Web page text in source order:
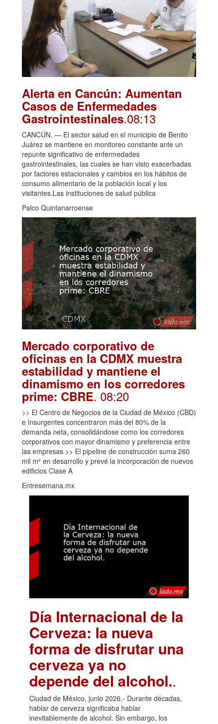
Alerta en Cancún: Aumentan
Casos de Enfermedades
Gastrointestinales.08:13
CANCÚN. — El sector salud en el municipio de Benito
Juárez se mantiene en monitoreo constante ante un
repunte significativo de enfermedades
gastrointestinales, las cuales se han visto exacerbadas
por factores estacionales y cambios en los hábitos de
consumo alimentario de la población local y los
visitantes.Las instituciones de salud pública
Palco Quintanarroense
Mercado corporativo de
oficinas en la CDMX muestra
estabilidad y mantiene el
dinamismo en los corredores
prime: CBRE. 08:20
>> El Centro de Negocios de la Ciudad de México (CBD)
e Insurgentes concentraron más del 80% de la
demanda neta, consolidándose como los corredores
corporativos con mayor dinamismo y preferencia entre
las empresas >> El pipeline de construcción suma 260
mil m² en desarrollo y prevé la incorporación de nuevos
edificios Clase A
Entresemana.mx
Día Internacional de la
Cerveza: la nueva
forma de disfrutar una
cerveza ya no
depende del alcohol..
Ciudad de México, junio 2026.- Durante décadas,
hablar de cerveza significaba hablar
inevitablemente de alcohol. Sin embargo, los